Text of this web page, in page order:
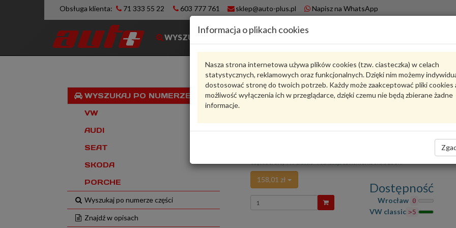
Obsługa klienta: 71 333 55 22 603 777 761 sklep@auto-plus.pl Napisz na WhatsApp
WYSZUKIWARKA
Informacja o plikach cookies
Nasza strona internetowa używa plików cookies (tzw. ciasteczka) w celach
statystycznych, reklamowych oraz funkcjonalnych. Dzięki nim możemy
dostosować stronę do twoich potrzeb. Każdy może zaakceptować pliki cookies
możliwość wyłączenia ich w przeglądarce, dzięki czemu nie będą zbierane żadne
informacje.
WYSZUKAJ PO NUMERZE VIN
VW
AUDI
SEAT
SKODA
PORCHE
Wyszukaj po numerze części
Znajdź w opisach
Karta produktu
oceń produkt
Zadaj pytanie o produkt
Vacuum pipe for VW Passat B5 8D1611931BD VW
158,01 zł
Wprowadź
ilość
Dostępność
Wrocław 0
VW classic >5